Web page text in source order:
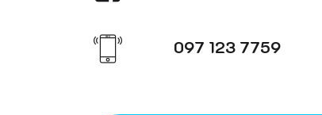
097 123 7759